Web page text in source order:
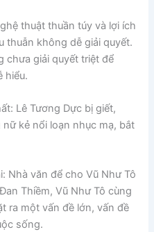
thuật thuần túy và lợi ích
thuẫn không dễ giải quyết.
chưa giải quyết triệt để
hiểu.
Lê Tương Dực bị giết,
kẻ nổi loạn nhục mạ, bắt
Nhà văn để cho Vũ Như Tô
Thiềm, Vũ Như Tô cùng
ra một vấn đề lớn, vấn đề
sống.